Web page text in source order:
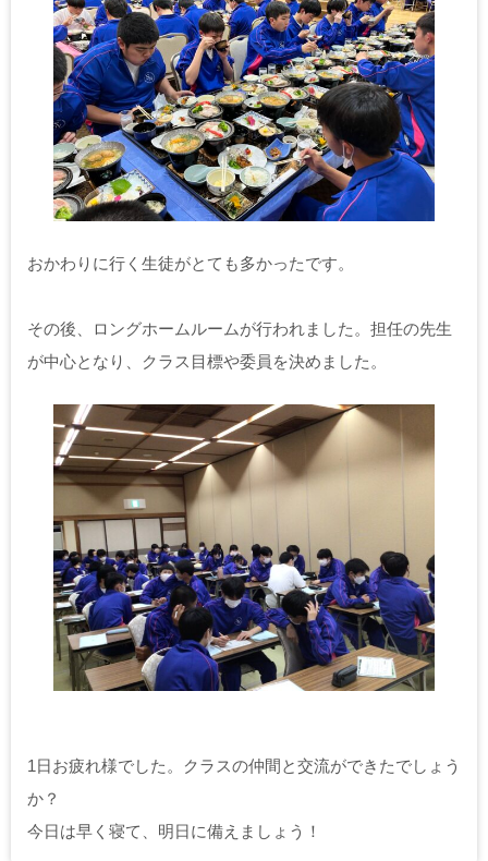
おかわりに行く生徒がとても多かったです。
その後、ロングホームルームが行われました。担任の先生
が中心となり、クラス目標や委員を決めました。
1日お疲れ様でした。クラスの仲間と交流ができたでしょう
か？
今日は早く寝て、明日に備えましょう！